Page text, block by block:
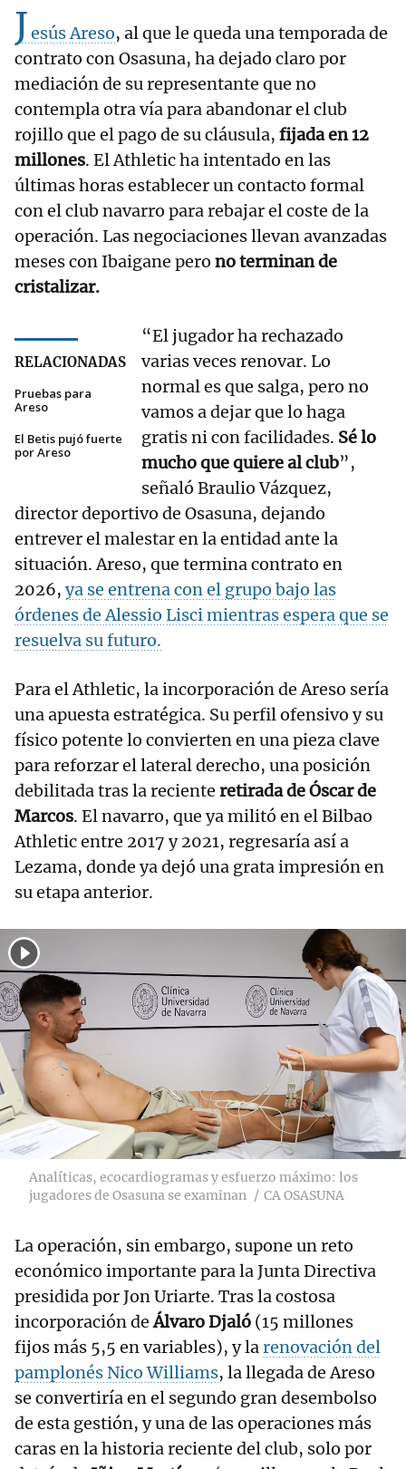
Jesús Areso, al que le queda una temporada de
contrato con Osasuna, ha dejado claro por
mediación de su representante que no
contempla otra vía para abandonar el club
rojillo que el pago de su cláusula, fijada en 12
millones. El Athletic ha intentado en las
últimas horas establecer un contacto formal
con el club navarro para rebajar el coste de la
operación. Las negociaciones llevan avanzadas
meses con Ibaigane pero no terminan de
cristalizar.
RELACIONADAS
Pruebas para
Areso
El Betis pujó fuerte
por Areso
“El jugador ha rechazado
varias veces renovar. Lo
normal es que salga, pero no
vamos a dejar que lo haga
gratis ni con facilidades. Sé lo
mucho que quiere al club”,
señaló Braulio Vázquez,
director deportivo de Osasuna, dejando
entrever el malestar en la entidad ante la
situación. Areso, que termina contrato en
2026, ya se entrena con el grupo bajo las
órdenes de Alessio Lisci mientras espera que se
resuelva su futuro.
Para el Athletic, la incorporación de Areso sería
una apuesta estratégica. Su perfil ofensivo y su
físico potente lo convierten en una pieza clave
para reforzar el lateral derecho, una posición
debilitada tras la reciente retirada de Óscar de
Marcos. El navarro, que ya militó en el Bilbao
Athletic entre 2017 y 2021, regresaría así a
Lezama, donde ya dejó una grata impresión en
su etapa anterior.
Analíticas, ecocardiogramas y esfuerzo máximo: los
jugadores de Osasuna se examinan
CA OSASUNA
La operación, sin embargo, supone un reto
económico importante para la Junta Directiva
presidida por Jon Uriarte. Tras la costosa
incorporación deÁlvaro Djaló (15 millones
fijos más 5,5 en variables), y larenovación del
pamplonés Nico Williams, la llegada de Areso
se convertiría en el segundo gran desembolso
de esta gestión, y una de las operaciones más
caras en la historia reciente del club, solo por